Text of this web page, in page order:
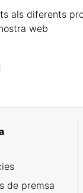
als diferents
web
de premsa